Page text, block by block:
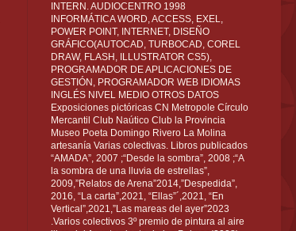
INTERN. AUDIOCENTRO 1998
INFORMÁTICA WORD, ACCESS, EXEL,
POWER POINT, INTERNET, DISEÑO
GRÁFICO(AUTOCAD, TURBOCAD, COREL
DRAW, FLASH, ILLUSTRATOR CS5),
PROGRAMADOR DE APLICACIONES DE
GESTIÓN, PROGRAMADOR WEB IDIOMAS
INGLÉS NIVEL MEDIO OTROS DATOS
Exposiciones pictóricas CN Metropole Círculo
Mercantil Club Naútico Club la Provincia
Museo Poeta Domingo Rivero La Molina
artesanía Varias colectivas. Libros publicados
“AMADA”, 2007 ;“Desde la sombra”, 2008 ;“A
la sombra de una lluvia de estrellas”,
2009,”Relatos de Arena”2014,”Despedida”,
2016, “La carta”,2021, “Ellas”´,2021, “En
Vertical”,2021,”Las mareas del ayer”2023
.Varios colectivos 3º premio de pintura al aire